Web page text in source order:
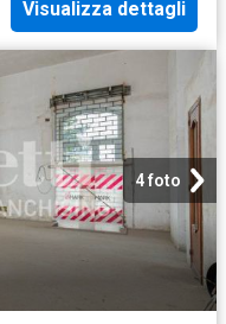
Visualizza dettagli
4 foto